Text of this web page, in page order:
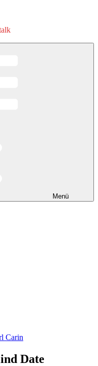
Menü
Carin
Date